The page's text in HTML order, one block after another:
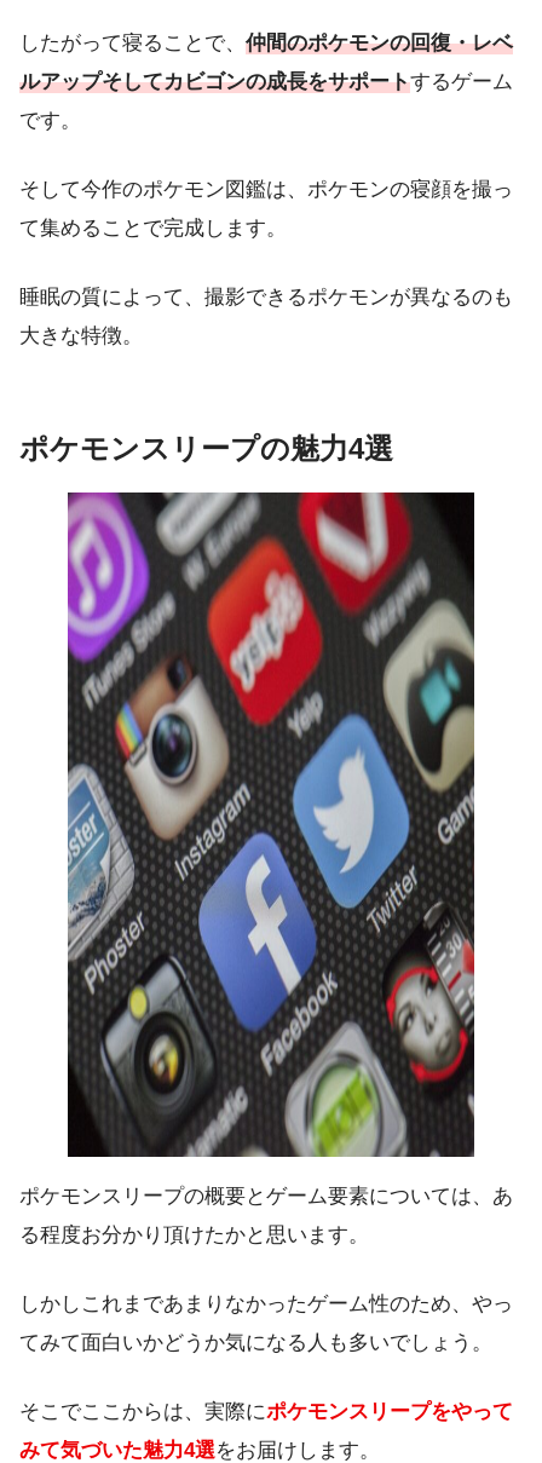
したがって寝ることで、 仲間のポケモンの回復・レベ
ルアップそしてカビゴンの成長をサポートするゲーム
です。
そして今作のポケモン図鑑は、ポケモンの寝顔を撮っ
て集めることで完成します。
睡眠の質によって、撮影できるポケモンが異なるのも
大きな特徴。
ポケモンスリープの魅力4選
ポケモンスリープの概要とゲーム要素については、あ
る程度お分かり頂けたかと思います。
しかしこれまであまりなかったゲーム性のため、やっ
てみて面白いかどうか気になる人も多いでしょう。
そこでここからは、実際にポケモンスリープをやって
みて気づいた魅力4選をお届けします。